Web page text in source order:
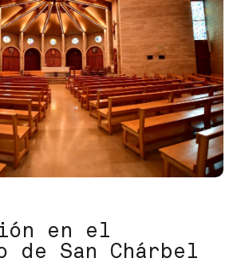
en el
de San Chárbel